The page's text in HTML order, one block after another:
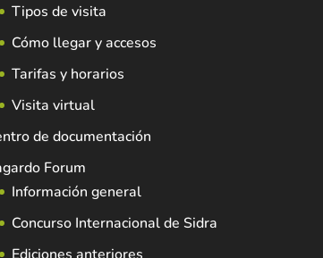
Tipos de visita
Cómo llegar y accesos
Tarifas y horarios
Visita virtual
de documentación
Forum
Información general
Concurso Internacional de Sidra